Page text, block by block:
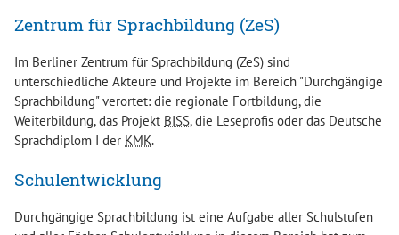
Zentrum für Sprachbildung (ZeS)
Im Berliner Zentrum für Sprachbildung (ZeS) sind
unterschiedliche Akteure und Projekte im Bereich "Durchgängige
Sprachbildung" verortet: die regionale Fortbildung, die
Weiterbildung, das Projekt BISS, die Leseprofis oder das Deutsche
Sprachdiplom I der KMK.
Schulentwicklung
Durchgängige Sprachbildung ist eine Aufgabe aller Schulstufen